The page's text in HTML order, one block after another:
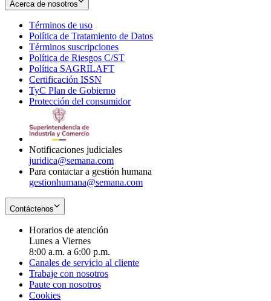
Acerca de nosotros
Términos de uso
in
new
window
Política de Tratamiento de Datos
Términos suscripciones
in
Política de Riesgos C/ST
Política SAGRILAFT
new
window
Certificación ISSN
in
new
TyC Plan de Gobierno
in
Protección del consumidorOpens
Notificaciones judiciales
juridica@semana.com
Para contactar a gestión humana
gestionhumana@semana.com
Contáctenos
Horarios de atención
Lunes a Viernes
8:00 a.m. a 6:00 p.m.
Canales de servicio al cliente
Trabaje con nosotros
Paute con nosotros
Cookies